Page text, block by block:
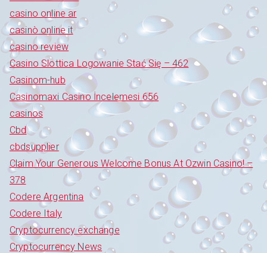
casino online ar
casinò online it
casino review
Casino Slottica Logowanie Stać Się – 462
Casinom-hub
Casinomaxi Casino İncelemesi 656
casinos
Cbd
cbdsupplier
Claim Your Generous Welcome Bonus At Ozwin Casino! –
378
Codere Argentina
Codere Italy
Cryptocurrency exchange
Cryptocurrency News